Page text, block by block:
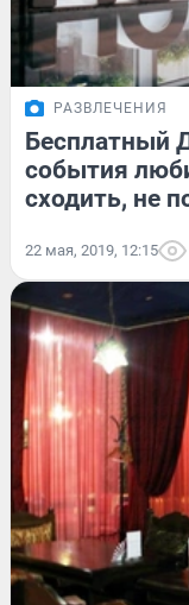
РАЗВЛЕЧЕНИЯ
Бесплатный
события
сходить, не
22 мая, 2019, 12:15